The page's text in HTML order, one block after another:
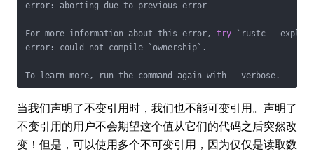
error: aborting due to previous error
For more information about this error, try `rustc --explain
error: could not compile `ownership`.
To learn more, run the command again with --verbose.
当我们声明了不变引用时，我们也不能可变引用。声明了
不变引用的用户不会期望这个值从它们的代码之后突然改
变！但是，可以使用多个不可变引用，因为仅仅是读取数